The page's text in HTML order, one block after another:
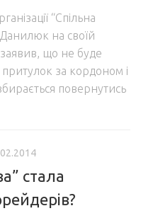
“Спільна
на своїй
заявив, що не буде
за кордоном і
повернутись
стала